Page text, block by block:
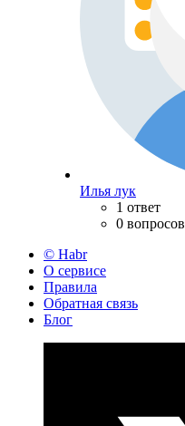
Илья лук
1 ответ
0 вопросов
© Habr
О сервисе
Правила
Обратная связь
Блог